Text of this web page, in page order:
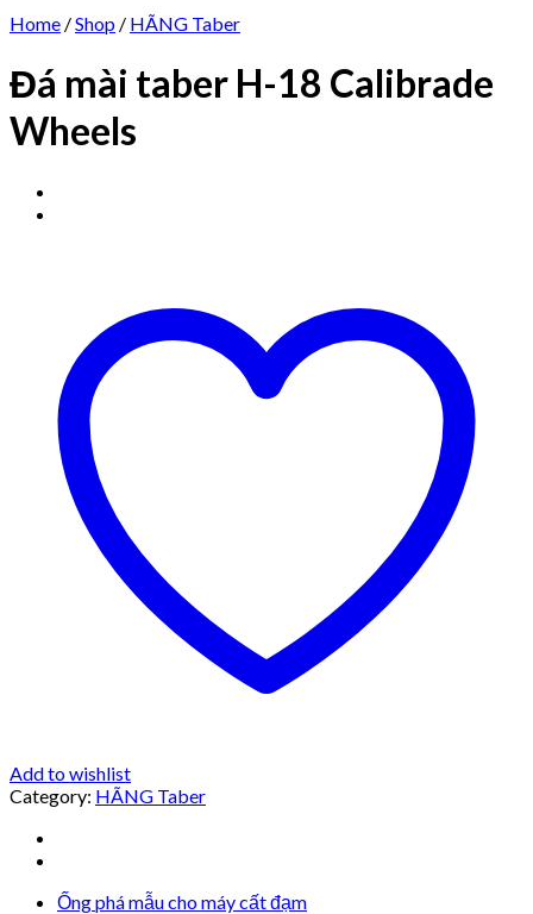
Home /Shop / HÃNG Taber
Đá mài taber H-18 Calibrade
Wheels
Add to wishlist
Category: HÃNG Taber
Ống phá mẫu cho máy cất đạm